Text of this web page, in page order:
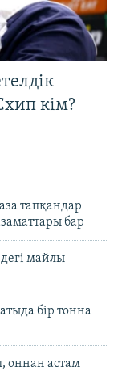
кім?
тапқандар
бар
майлы
бір тонна
оннан астам